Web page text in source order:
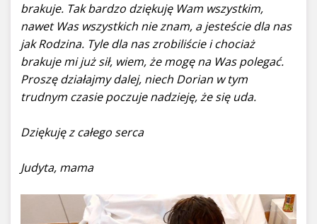
brakuje. Tak bardzo dziękuję Wam wszystkim,
nawet Was wszystkich nie znam, a jesteście dla nas
jak Rodzina. Tyle dla nas zrobiliście i chociaż
brakuje mi już sił, wiem, że mogę na Was polegać.
Proszę działajmy dalej, niech Dorian w tym
trudnym czasie poczuje nadzieję, że się uda.
Dziękuję z całego serca
Judyta, mama